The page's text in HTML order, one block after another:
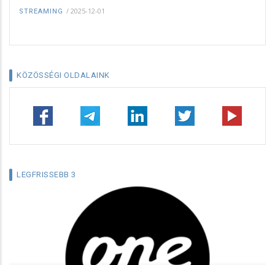
STREAMING / 2025-12-01
KÖZÖSSÉGI OLDALAINK
LEGFRISSEBB 3